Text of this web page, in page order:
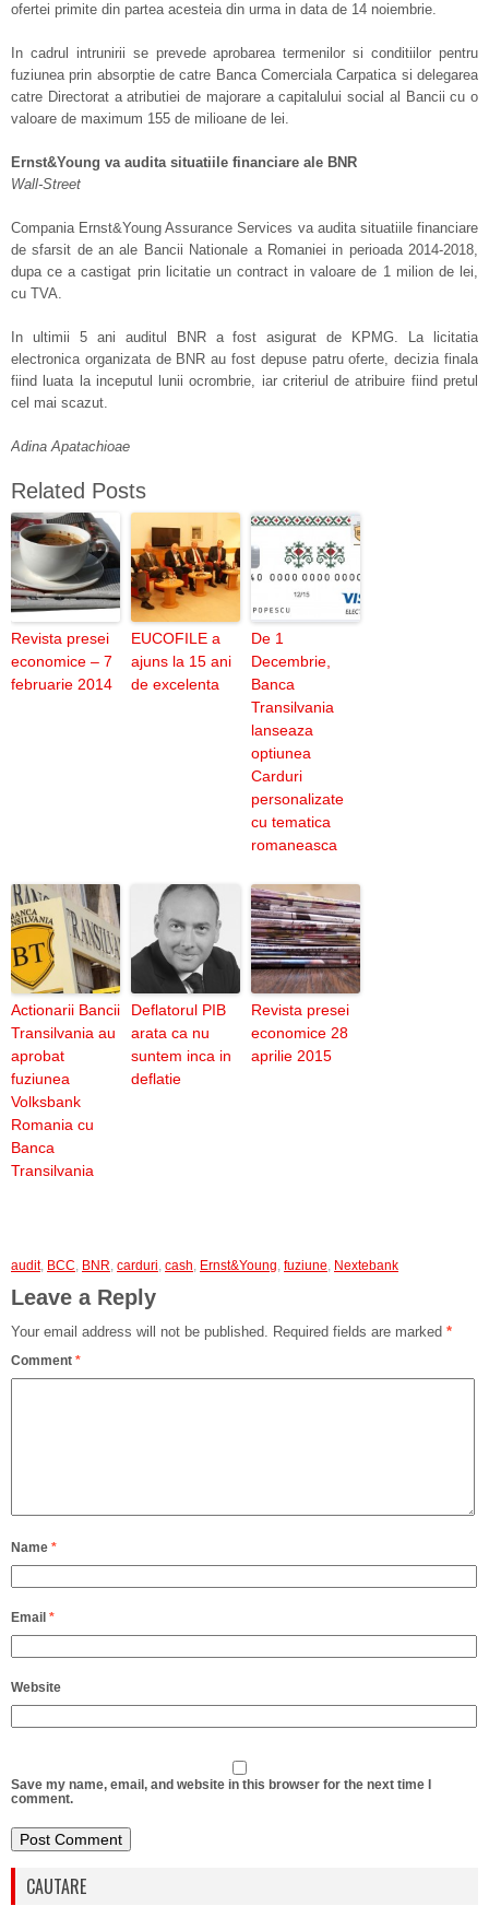
ofertei primite din partea acesteia din urma in data de 14 noiembrie.
In cadrul intrunirii se prevede aprobarea termenilor si conditiilor pentru
fuziunea prin absorptie de catre Banca Comerciala Carpatica si delegarea
catre Directorat a atributiei de majorare a capitalului social al Bancii cu o
valoare de maximum 155 de milioane de lei.
Ernst&Young va audita situatiile financiare ale BNR
Wall-Street
Compania Ernst&Young Assurance Services va audita situatiile financiare
de sfarsit de an ale Bancii Nationale a Romaniei in perioada 2014-2018,
dupa ce a castigat prin licitatie un contract in valoare de 1 milion de lei,
cu TVA.
In ultimii 5 ani auditul BNR a fost asigurat de KPMG. La licitatia
electronica organizata de BNR au fost depuse patru oferte, decizia finala
fiind luata la inceputul lunii ocrombrie, iar criteriul de atribuire fiind pretul
cel mai scazut.
Adina Apatachioae
Related Posts
Revista presei
economice – 7
februarie 2014
EUCOFILE a
ajuns la 15 ani
de excelenta
De 1
Decembrie,
Banca
Transilvania
lanseaza
optiunea
Carduri
personalizate
cu tematica
romaneasca
Actionarii Bancii
Transilvania au
aprobat
fuziunea
Volksbank
Romania cu
Banca
Transilvania
Deflatorul PIB
arata ca nu
suntem inca in
deflatie
Revista presei
economice 28
aprilie 2015
audit, BCC, BNR, carduri, cash, Ernst&Young, fuziune, Nextebank
Leave a Reply
Your email address will not be published. Required fields are marked *
Comment *
Name *
Email *
Website
Save my name, email, and website in this browser for the next time I
comment.
CAUTARE